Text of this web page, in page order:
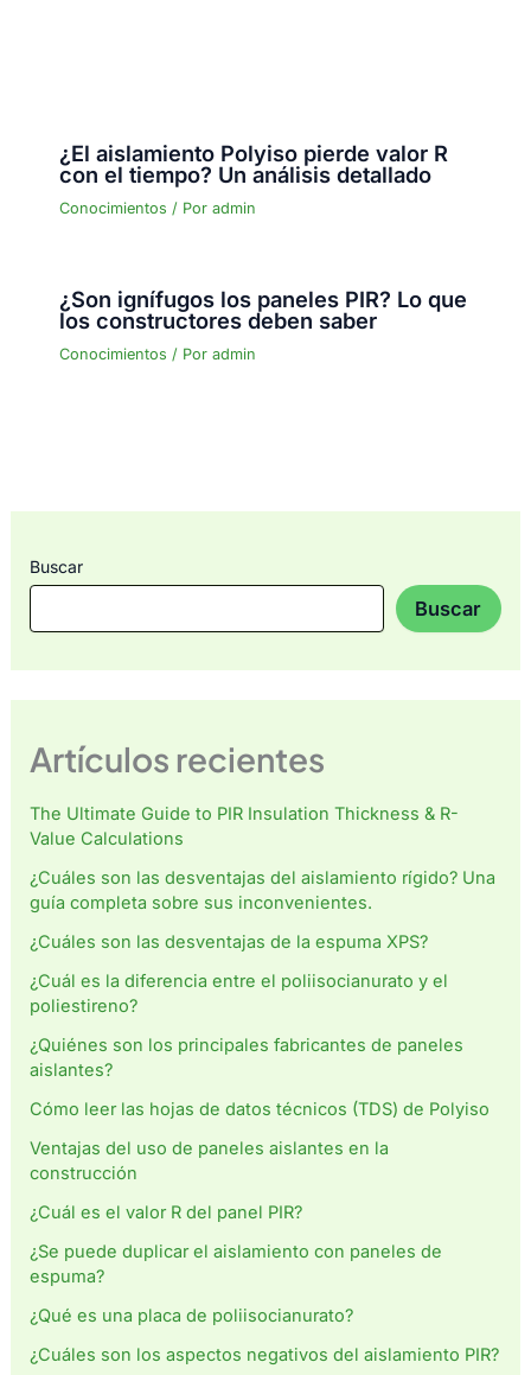
¿El aislamiento Polyiso pierde valor R
con el tiempo? Un análisis detallado
Conocimientos / Por admin
¿Son ignífugos los paneles PIR? Lo que
los constructores deben saber
Conocimientos / Por admin
Buscar
Buscar
Artículos recientes
The Ultimate Guide to PIR Insulation Thickness & R-
Value Calculations
¿Cuáles son las desventajas del aislamiento rígido? Una
guía completa sobre sus inconvenientes.
¿Cuáles son las desventajas de la espuma XPS?
¿Cuál es la diferencia entre el poliisocianurato y el
poliestireno?
¿Quiénes son los principales fabricantes de paneles
aislantes?
Cómo leer las hojas de datos técnicos (TDS) de Polyiso
Ventajas del uso de paneles aislantes en la
construcción
¿Cuál es el valor R del panel PIR?
¿Se puede duplicar el aislamiento con paneles de
espuma?
¿Qué es una placa de poliisocianurato?
¿Cuáles son los aspectos negativos del aislamiento PIR?